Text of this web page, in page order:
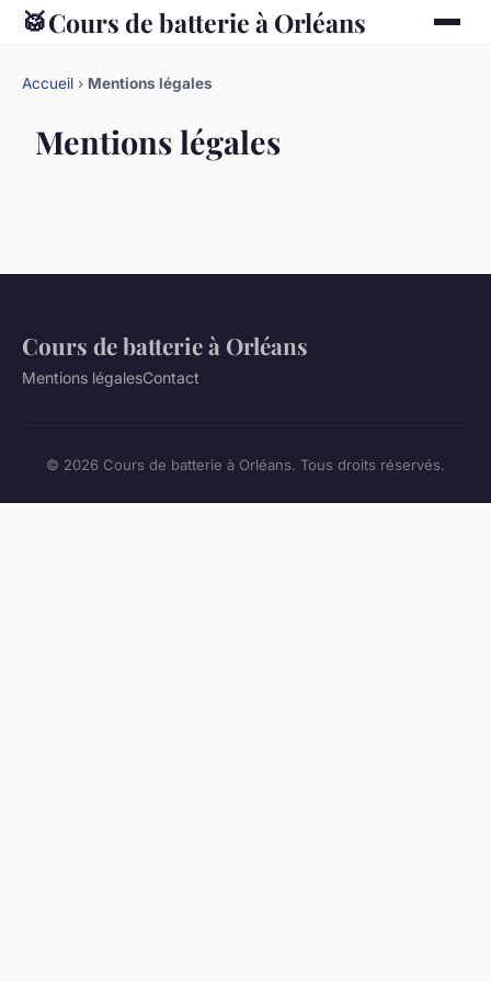
🥁Cours de batterie à Orléans
Accueil › Mentions légales
Mentions légales
Cours de batterie à Orléans
Mentions légalesContact
© 2026 Cours de batterie à Orléans. Tous droits réservés.